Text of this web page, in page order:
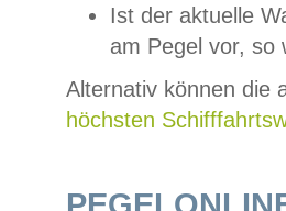
Ist der aktuelle
am Pegel vor,
Alternativ können die
höchsten